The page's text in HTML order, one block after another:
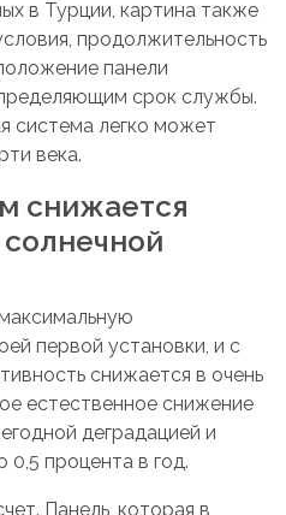
в Турции, картина также
продолжительность
панели
срок службы.
система легко может
века.
снижается
первой установки , и с
снижается в очень
естественное снижение
деградацией и
0,5 процента в год.
Панель, которая в